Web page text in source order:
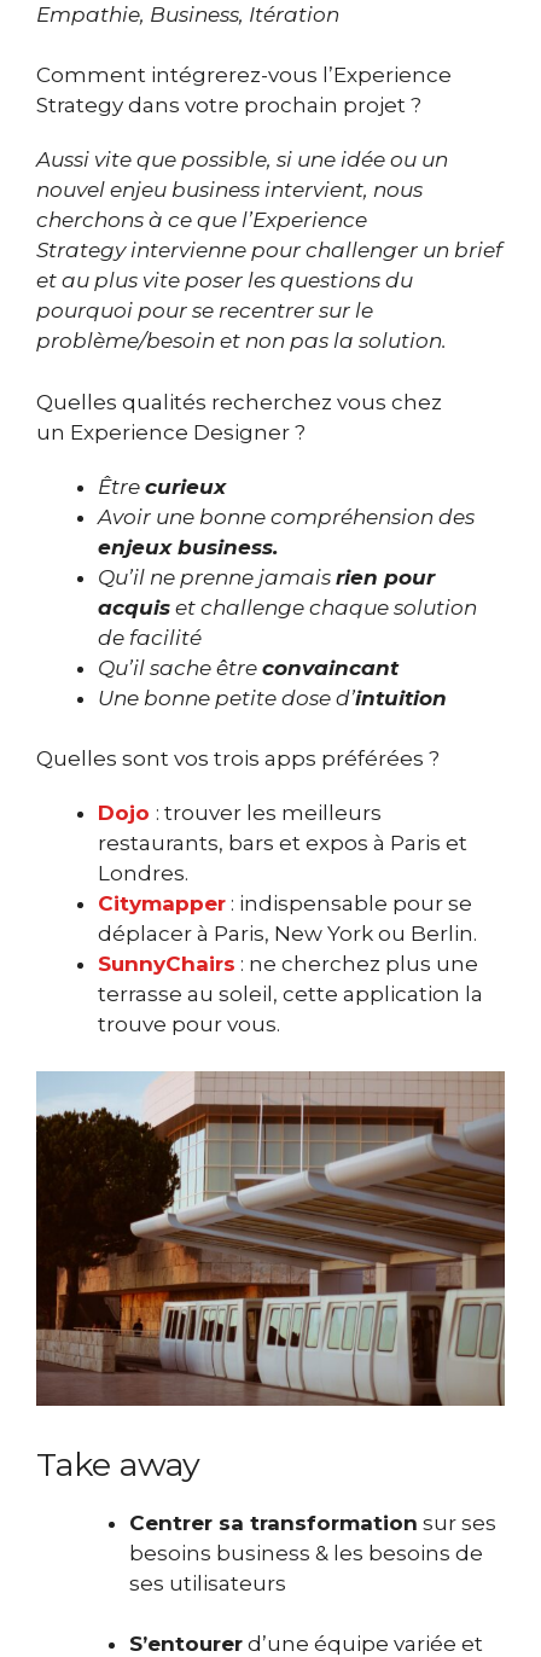
Empathie, Business, Itération
Comment intégrerez-vous l’Experience
Strategy dans votre prochain projet ?
Aussi vite que possible, si une idée ou un
nouvel enjeu business intervient, nous
cherchons à ce que l’Experience
Strategy intervienne pour challenger un brief
et au plus vite poser les questions du
pourquoi pour se recentrer sur le
problème/besoin et non pas la solution.
Quelles qualités recherchez vous chez
un Experience Designer ?
Être curieux
Avoir une bonne compréhension des
enjeux business.
Qu’il ne prenne jamais rien pour
acquis et challenge chaque solution
de facilité
Qu’il sache être convaincant
Une bonne petite dose d’intuition
Quelles sont vos trois apps préférées ?
Dojo : trouver les meilleurs
restaurants, bars et expos à Paris et
Londres.
Citymapper : indispensable pour se
déplacer à Paris, New York ou Berlin.
SunnyChairs : ne cherchez plus une
terrasse au soleil, cette application la
trouve pour vous.
Take away
Centrer sa transformation sur ses
besoins business & les besoins de
ses utilisateurs
S’entourerd’une équipe variée et